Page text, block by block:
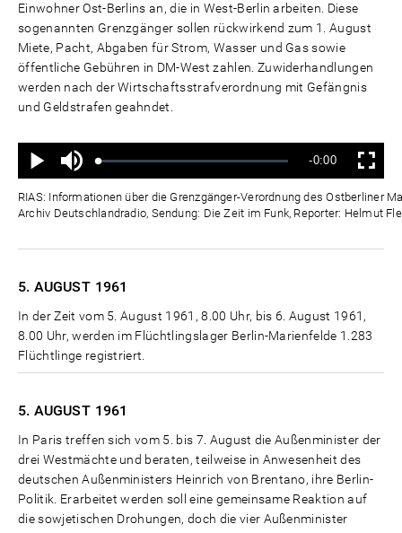
Einwohner Ost-Berlins an, die in West-Berlin arbeiten. Diese
sogenannten Grenzgänger sollen rückwirkend zum 1. August
Miete, Pacht, Abgaben für Strom, Wasser und Gas sowie
öffentliche Gebühren in DM-West zahlen. Zuwiderhandlungen
werden nach der Wirtschaftsstrafverordnung mit Gefängnis
und Geldstrafen geahndet.
Wiedergabe
Ton
aus
Geladen:
Status:
Verbleibende
Zeit
-0:00 Vollbild
RIAS: Informationen über die Grenzgänger-Verordnung des Ostberliner
Archiv Deutschlandradio, Sendung: Die Zeit im Funk, Reporter: Helmut
5. AUGUST 1961
In der Zeit vom 5. August 1961, 8.00 Uhr, bis 6. August 1961,
8.00 Uhr, werden im Flüchtlingslager Berlin-Marienfelde 1.283
Flüchtlinge registriert.
5. AUGUST 1961
In Paris treffen sich vom 5. bis 7. August die Außenminister der
drei Westmächte und beraten, teilweise in Anwesenheit des
deutschen Außenministers Heinrich von Brentano, ihre Berlin-
Politik. Erarbeitet werden soll eine gemeinsame Reaktion auf
die sowjetischen Drohungen, doch die vier Außenminister